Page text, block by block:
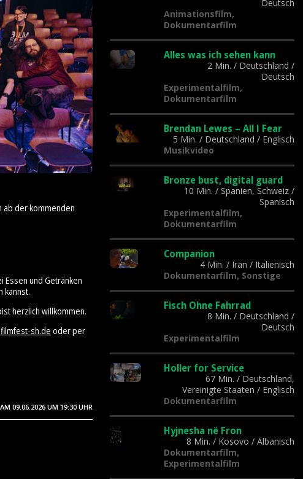
ab der kommenden
Essen und Getränken
kannst.
herzlich willkommen.
sh.de oder per
09.06.2026 UM 19:30 UHR
Deutsch
Animationsfilm,
Dokumentarfilm
Alles was ich sehen kann
2 Min. / Deutschland /
Deutsch
Experimentalfilm,
Dokumentarfilm
Brendan Lewes – All I Fear
5 Min. / Deutschland / Englisch
Musikvideo
Bronze bust, digital guard
10 Min. / Spanien, Schweiz /
Spanisch
Experimentalfilm,
Dokumentarfilm
Companion
4 Min. / Iran / Italienisch
Dokumentarfilm, Sonstige
Fisch Ohne Fahrrad
8 Min. / Deutschland /
Deutsch
Experimentalfilm
Holler for Service
67 Min. / Deutschland,
Vereinigte Staaten / Englisch
Dokumentarfilm
Hyjnesha në Fron
8 Min. / Kosovo / Albanisch
Dokumentarfilm,
Experimentalfilm